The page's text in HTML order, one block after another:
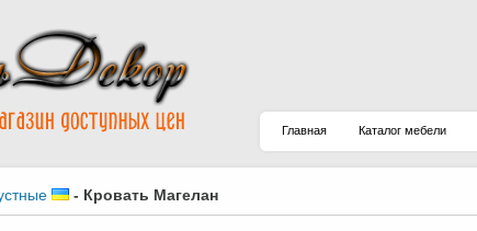
Главная Каталог мебели
- Кровать Магелан